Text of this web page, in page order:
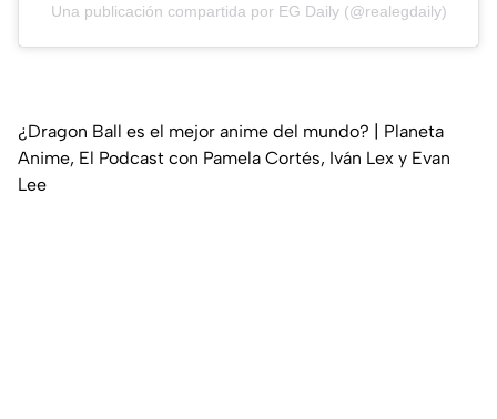
Una publicación compartida por EG Daily (@realegdaily)
¿Dragon Ball es el mejor anime del mundo? | Planeta
Anime, El Podcast con Pamela Cortés, Iván Lex y Evan
Lee